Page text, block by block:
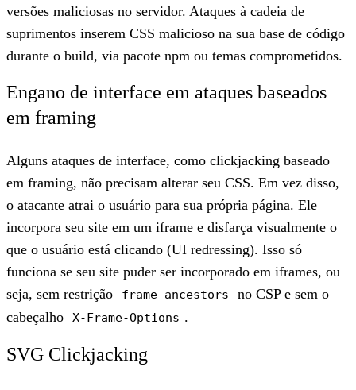
versões maliciosas no servidor. Ataques à cadeia de
suprimentos inserem CSS malicioso na sua base de código
durante o build, via pacote npm ou temas comprometidos.
Engano de interface em ataques baseados
em framing
Alguns ataques de interface, como clickjacking baseado
em framing, não precisam alterar seu CSS. Em vez disso,
o atacante atrai o usuário para sua própria página. Ele
incorpora seu site em um iframe e disfarça visualmente o
que o usuário está clicando (UI redressing). Isso só
funciona se seu site puder ser incorporado em iframes, ou
seja, sem restrição
frame-ancestors
no CSP e sem o
cabeçalho
X-Frame-Options .
SVG Clickjacking